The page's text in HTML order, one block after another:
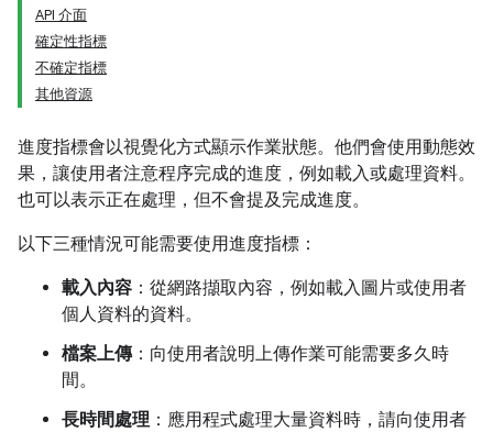
API 介面
確定性指標
不確定指標
其他資源
進度指標會以視覺化方式顯示作業狀態。他們會使用動態效
果，讓使用者注意程序完成的進度，例如載入或處理資料。
也可以表示正在處理，但不會提及完成進度。
以下三種情況可能需要使用進度指標：
載入內容 ：從網路擷取內容，例如載入圖片或使用者
個人資料的資料。
檔案上傳：向使用者說明上傳作業可能需要多久時
間。
長時間處理：應用程式處理大量資料時，請向使用者